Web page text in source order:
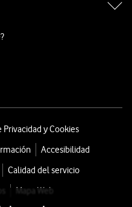
Privacidad y Cookies
Accesibilidad
Calidad del servicio
Mapa Web